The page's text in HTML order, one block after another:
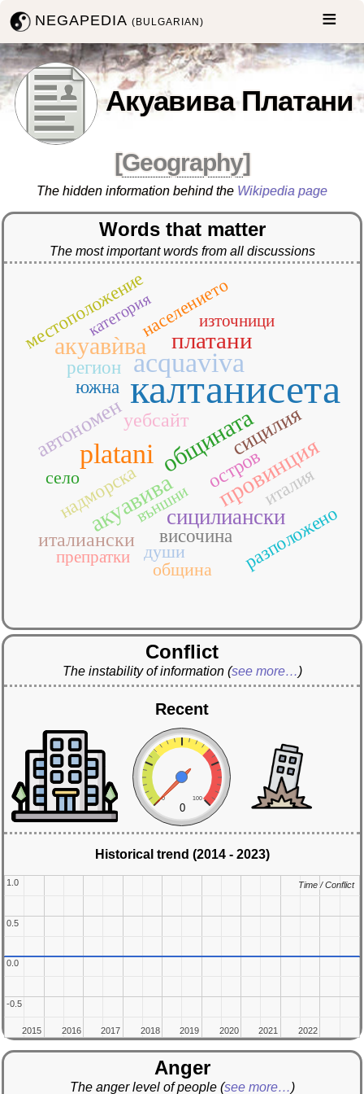
NEGAPEDIA(BULGARIAN)
Акуавива Платани
[Geography]
The hidden information behind the Wikipedia page
Words that matter
The most important words from all discussions
калтанисета
acquaviva
platani
акуавѝва
общината
акуавива
платани
провинция
сицилиански
автономен сицилия
италиански
остров
уебсайт
височина
италия
местоположение
надморска
разположено
регион
южна
души
населението
община
село
външни
източници
препратки
категория
Conflict
The instability of information (see more…)
Recent
0 100
0
Historical trend (2014 - 2023)
2015
2015 2016
2016 2017
2017 2018
2018 2019
2019 2020
2020 2021
2021 2022
2022
-0.5
-0.5
0.0
0.0
0.5
0.5
1.0
1.0 Time / Conflict
Time / Conflict
Anger
The anger level of people (see more…)